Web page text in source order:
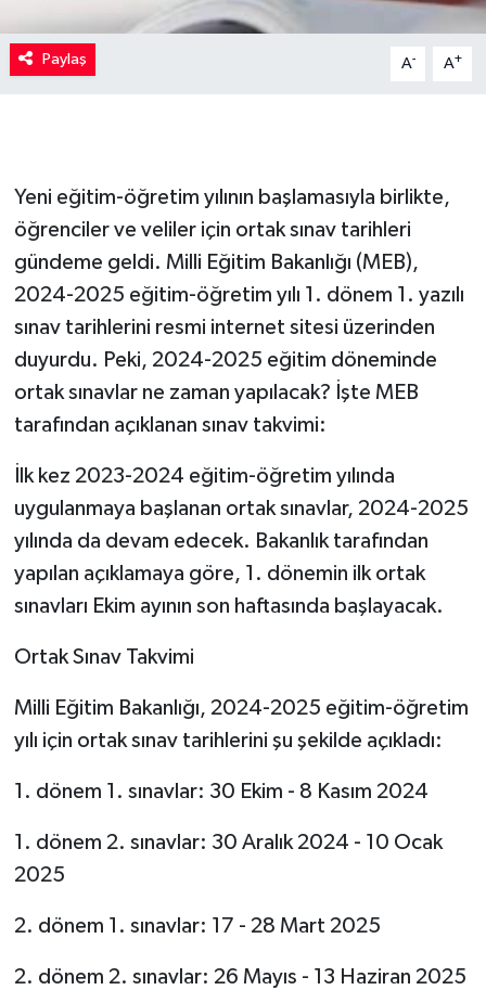
Paylaş A- A+
Yeni eğitim-öğretim yılının başlamasıyla birlikte,
öğrenciler ve veliler için ortak sınav tarihleri
gündeme geldi. Milli Eğitim Bakanlığı (MEB),
2024-2025 eğitim-öğretim yılı 1. dönem 1. yazılı
sınav tarihlerini resmi internet sitesi üzerinden
duyurdu. Peki, 2024-2025 eğitim döneminde
ortak sınavlar ne zaman yapılacak? İşte MEB
tarafından açıklanan sınav takvimi:
İlk kez 2023-2024 eğitim-öğretim yılında
uygulanmaya başlanan ortak sınavlar, 2024-2025
yılında da devam edecek. Bakanlık tarafından
yapılan açıklamaya göre, 1. dönemin ilk ortak
sınavları Ekim ayının son haftasında başlayacak.
Ortak Sınav Takvimi
Milli Eğitim Bakanlığı, 2024-2025 eğitim-öğretim
yılı için ortak sınav tarihlerini şu şekilde açıkladı:
1. dönem 1. sınavlar: 30 Ekim - 8 Kasım 2024
1. dönem 2. sınavlar: 30 Aralık 2024 - 10 Ocak
2025
2. dönem 1. sınavlar: 17 - 28 Mart 2025
2. dönem 2. sınavlar: 26 Mayıs - 13 Haziran 2025